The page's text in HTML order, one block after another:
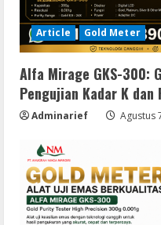
Article Gold Meter
Alfa Mirage GKS-300:
Pengujian Kadar K dan
Adminarief Agustus